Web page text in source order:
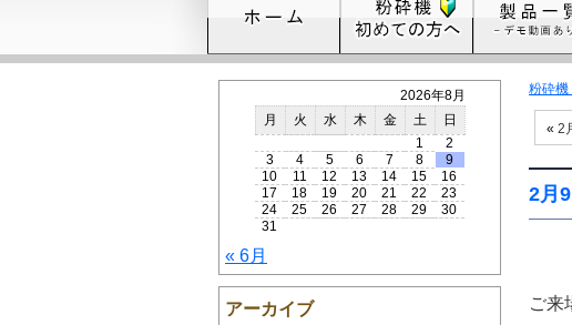
2026年8月
月
火 水 木 金 土
日
1
2
3
4 5 6 7 8
9
10
11 12 13 14 15
16
17
18 19 20 21 22
23
24
25 26 27 28 29
30
31
« 6月
アーカイブ
粉砕機
« 2
2月
ご来